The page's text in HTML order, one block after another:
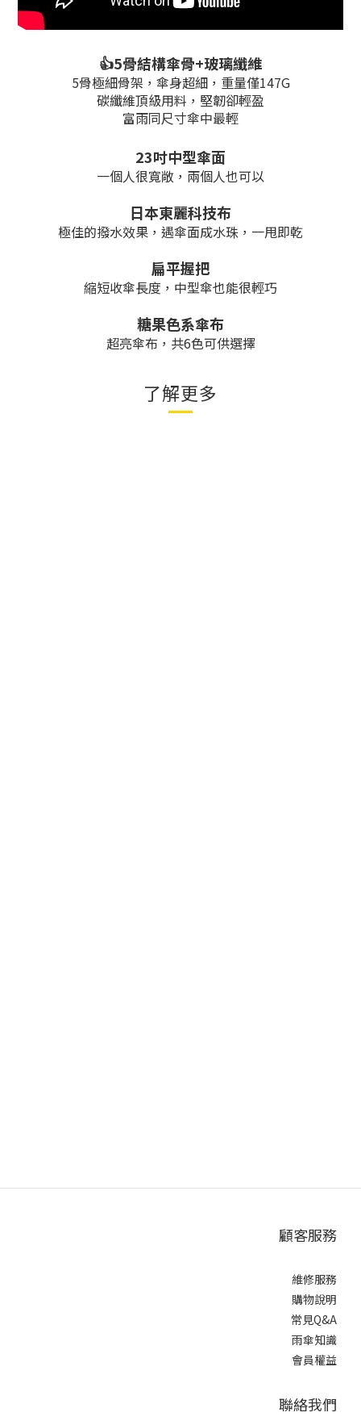
👍5骨結構傘骨+玻璃纖維
5骨極細骨架，傘身超細，重量僅147G
碳纖維頂級用料，堅韌卻輕盈
富雨同尺寸傘中最輕
23吋中型傘面
一個人很寬敞，兩個人也可以
日本東麗科技布
極佳的撥水效果，遇傘面成水珠，一甩即乾
扁平握把
縮短收傘長度，中型傘也能很輕巧
糖果色系傘布
超亮傘布，共6色可供選擇
了解更多
顧客服務
維修服務
購物說明
常見Q&A
雨傘知識
會員權益
聯絡我們